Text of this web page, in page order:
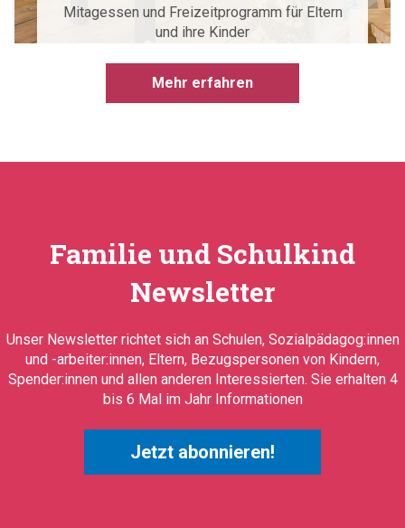
Mitagessen und Freizeitprogramm für Eltern
und ihre Kinder
Mehr erfahren
Familie und Schulkind
Newsletter
Unser Newsletter richtet sich an Schulen, Sozialpädagog:innen
und -arbeiter:innen, Eltern, Bezugspersonen von Kindern,
Spender:innen und allen anderen Interessierten. Sie erhalten 4
bis 6 Mal im Jahr Informationen
Jetzt abonnieren!